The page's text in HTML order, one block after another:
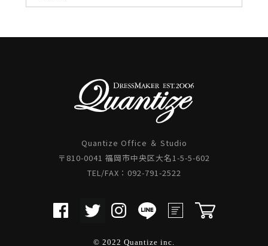
Quantize Office ＆ Studio
〒810-0041 福岡市中央区大名1-5-5-602
TEL/FAX：092-791-2522
© 2022 Quantize inc.